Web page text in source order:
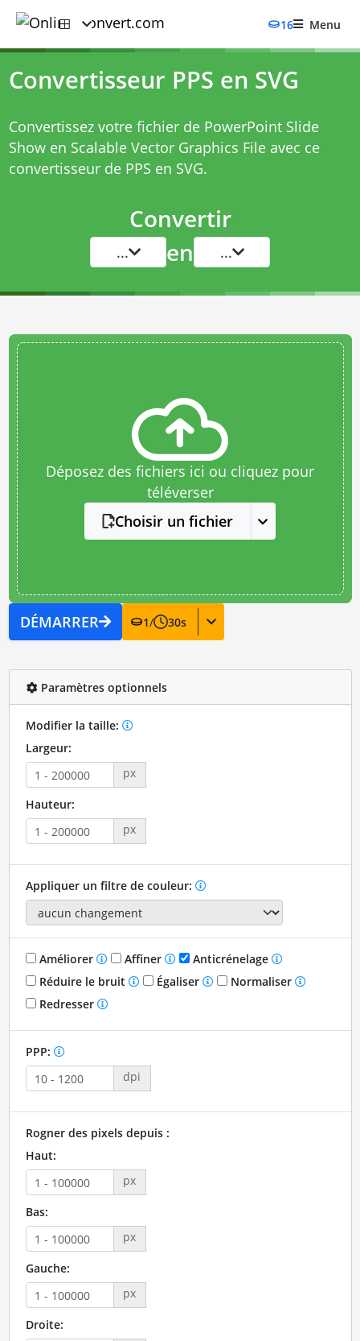
16 Menu
Convertisseur PPS en SVG
Convertissez votre fichier de PowerPoint Slide
Show en Scalable Vector Graphics File avec ce
convertisseur de PPS en SVG.
Convertir
... en ...
Déposez des fichiers ici ou cliquez pour
téléverser
Choisir un fichier
DÉMARRER 1/ 30s
Paramètres optionnels
Modifier la taille:
Largeur:
px
Hauteur:
px
Appliquer un filtre de couleur:
Améliorer Affiner
Anticrénelage
Réduire le bruit
Égaliser
Normaliser
Redresser
PPP:
dpi
Rogner des pixels depuis :
Haut:
px
Bas:
px
Gauche:
px
Droite: